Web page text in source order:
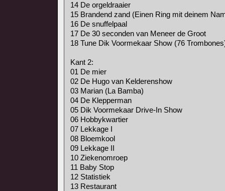
14 De orgeldraaier
15 Brandend zand (Einen Ring mit deinem
16 De snuffelpaal
17 De 30 seconden van Meneer de Groot
18 Tune Dik Voormekaar Show (76
Kant 2:
01 De mier
02 De Hugo van Kelderenshow
03 Marian (La Bamba)
04 De Klepperman
05 Dik Voormekaar Drive-In Show
06 Hobbykwartier
07 Lekkage I
08 Bloemkool
09 Lekkage II
10 Ziekenomroep
11 Baby Stop
12 Statistiek
13 Restaurant